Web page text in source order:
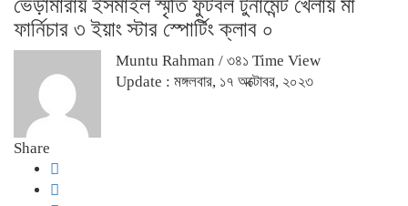
ভেড়ামারায় ইসমাইল স্মৃতি ফুটবল টুর্নামেন্ট খেলায় মা
ফার্নিচার ৩ ইয়াং স্টার স্পোর্টিং ক্লাব ০
Muntu Rahman / ৩৪১ Time View
Update : মঙ্গলবার, ১৭ অক্টোবর, ২০২৩
Share